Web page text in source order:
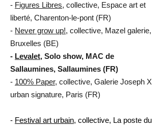
- Figures Libres, collective, Espace art et
liberté, Charenton-le-pont (FR)
- Never grow up!, collective, Mazel galerie,
Bruxelles (BE)
- Levalet, Solo show, MAC de
Sallaumines, Sallaumines (FR)
​- 100% Paper, collective, Galerie Joseph X
urban signature, Paris (FR)
- Festival art urbain, collective, La poste du